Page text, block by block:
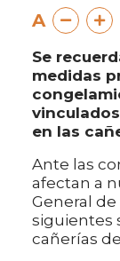
A
Se
medidas
en las
Ante las
afectan a
General de
siguientes
cañerías